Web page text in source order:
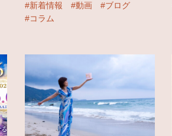
#新着情報
#動画
#ブログ
#コラム